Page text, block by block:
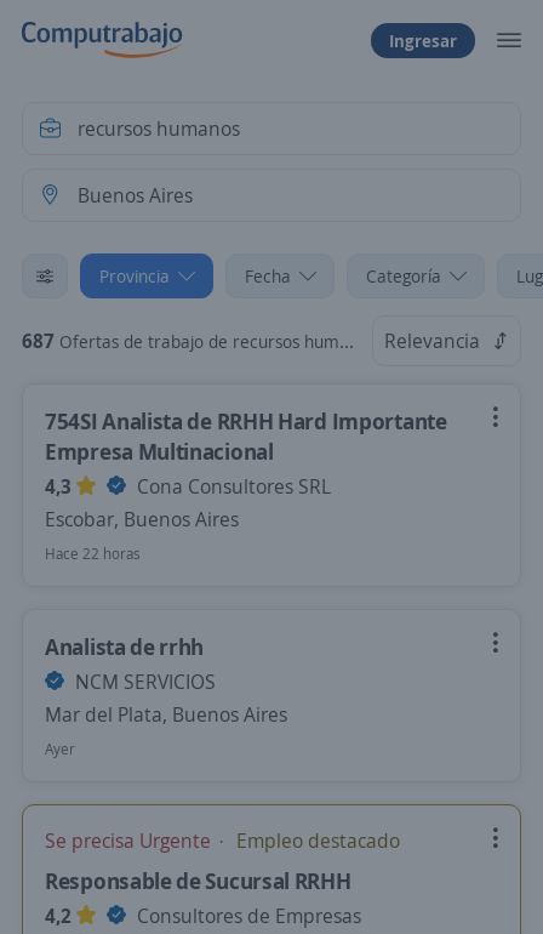
Ingresar
Provincia Fecha Categoría
687 Ofertas de trabajo de recursos humanos en Buenos Aires Relevancia
754SI Analista de RRHH Hard Importante
Empresa Multinacional
4,3
Cona Consultores SRL
Escobar, Buenos Aires
Hace 22 horas
Analista de rrhh
NCM SERVICIOS
Mar del Plata, Buenos Aires
Ayer
Se precisa Urgente Empleo destacado
Responsable de Sucursal RRHH
4,2
Consultores de Empresas